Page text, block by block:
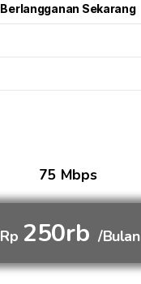
Berlangganan Sekarang
75 Mbps
Rp 250rb /Bulan